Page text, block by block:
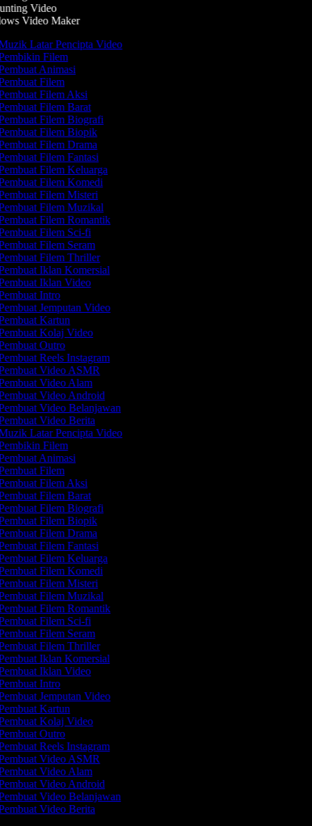
Video
Video Maker
Latar Pencipta Video
Filem
Animasi
Filem
Filem Aksi
Filem Barat
Filem Biografi
Filem Biopik
Filem Drama
Filem Fantasi
Filem Keluarga
Filem Komedi
Filem Misteri
Filem Muzikal
Filem Romantik
Filem Sci-fi
Filem Seram
Filem Thriller
Iklan Komersial
Iklan Video
Intro
Jemputan Video
Kartun
Kolaj Video
Outro
Reels Instagram
Video ASMR
Video Alam
Video Android
Video Belanjawan
Video Berita
Latar Pencipta Video
Filem
Animasi
Filem
Filem Aksi
Filem Barat
Filem Biografi
Filem Biopik
Filem Drama
Filem Fantasi
Filem Keluarga
Filem Komedi
Filem Misteri
Filem Muzikal
Filem Romantik
Filem Sci-fi
Filem Seram
Filem Thriller
Iklan Komersial
Iklan Video
Intro
Jemputan Video
Kartun
Kolaj Video
Outro
Reels Instagram
Video ASMR
Video Alam
Video Android
Video Belanjawan
Video Berita